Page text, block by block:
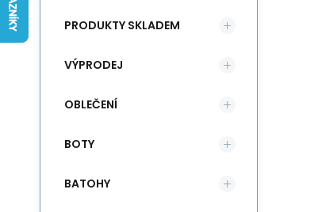
PRODUKTY SKLADEM
VÝPRODEJ
OBLEČENÍ
BOTY
BATOHY